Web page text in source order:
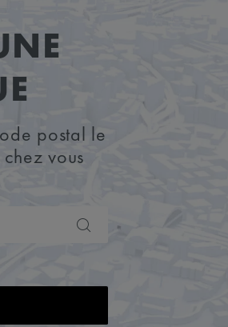
postal le
vous